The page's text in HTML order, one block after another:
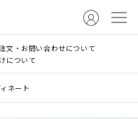
文・お問い合わせについて
について
ネート